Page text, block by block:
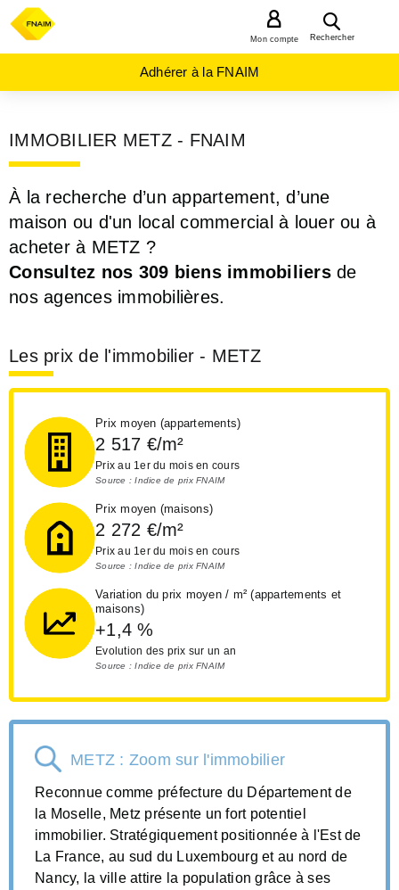
Rechercher
Mon compte
Adhérer à la FNAIM
IMMOBILIER METZ - FNAIM
À la recherche d’un appartement, d’une
maison ou d'un local commercial à louer ou à
acheter à METZ ?
Consultez nos 309 biens immobiliersde
nos agences immobilières.
Les prix de l'immobilier - METZ
Prix moyen (appartements)
2 517 €/m²
Prix au 1er du mois en cours
Source : Indice de prix FNAIM
Prix moyen (maisons)
2 272 €/m²
Prix au 1er du mois en cours
Source : Indice de prix FNAIM
Variation du prix moyen / m² (appartements et
maisons)
+1,4%
Evolution des prix sur un an
Source : Indice de prix FNAIM
METZ : Zoom sur l'immobilier
Reconnue comme préfecture du Département de
la Moselle, Metz présente un fort potentiel
immobilier. Stratégiquement positionnée à l'Est de
La France, au sud du Luxembourg et au nord de
Nancy, la ville attire la population grâce à ses